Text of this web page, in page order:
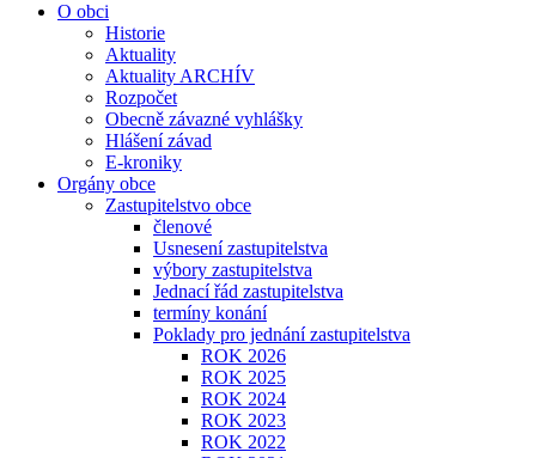
O obci
Historie
Aktuality
Aktuality ARCHÍV
Rozpočet
Obecně závazné vyhlášky
Hlášení závad
E-kroniky
Orgány obce
Zastupitelstvo obce
členové
Usnesení zastupitelstva
výbory zastupitelstva
Jednací řád zastupitelstva
termíny konání
Poklady pro jednání zastupitelstva
ROK 2026
ROK 2025
ROK 2024
ROK 2023
ROK 2022